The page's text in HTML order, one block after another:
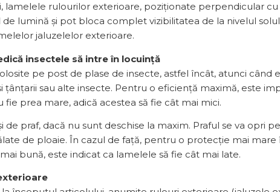
lamelele rulourilor exterioare, poziționate perpendicular
lumină și pot bloca complet vizibilitatea de la nivelul
jaluzelelor exterioare.
insectele să intre în locuință
pe post de plase de insecte, astfel încât, atunci când
țânțarii sau alte insecte. Pentru o eficiență maximă, este
fie prea mare, adică acestea să fie cât mai mici.
praf, dacă nu sunt deschise la maxim. Praful se va opri
de ploaie. În cazul de față, pentru o protecție mai mare
bună, este indicat ca lamelele să fie cât mai late.